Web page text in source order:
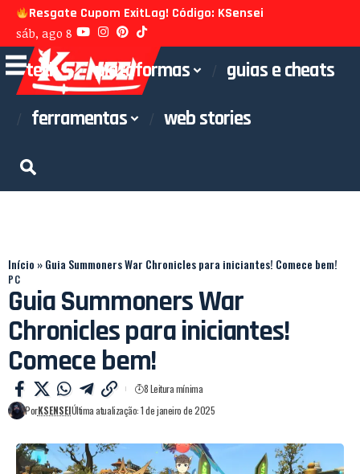
Resgate Cupom ExitLag! Código: KSensei
sáb, ago 8
tech plataformas
guias e cheats
ferramentas
web stories
Início »Guia Summoners War Chronicles para iniciantes! Comece bem!
PC
Guia Summoners War
Chronicles para iniciantes!
Comece bem!
PorKSENSEIÚltima atualização: 1 de janeiro de 2025
8 Leitura mínima